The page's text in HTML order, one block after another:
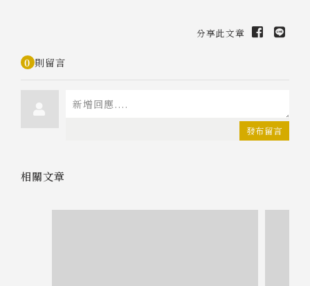
分享此文章
0 則留言
發布留言
相關文章